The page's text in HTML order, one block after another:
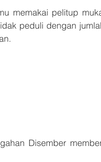
peduli dengan
Disember